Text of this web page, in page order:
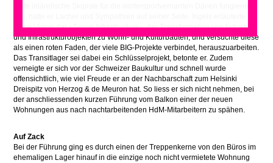
seine Vision der «Social Infrastructure», der Transformation von Industrie-
und Infrastrukturobjekten zu Wohn- und Kulturbauten, und versuchte diese
als einen roten Faden, der viele BIG-Projekte verbindet, herauszuarbeiten.
Das Transitlager sei dabei ein Schlüsselprojekt, betonte er. Zudem
verneigte er sich vor der Schweizer Baukultur und schnell wurde
offensichtlich, wie viel Freude er an der Nachbarschaft zum Helsinki
Dreispitz von Herzog & de Meuron hat. So liess er sich nicht nehmen, bei
der anschliessenden kurzen Führung vom Balkon einer der neuen
Wohnungen aus nach nachtarbeitenden HdM-Mitarbeitern zu spähen.
Auf Zack
Bei der Führung ging es durch einen der Treppenkerne von den Büros im
ehemaligen Lager hinauf in die einzige noch nicht vermietete Wohnung